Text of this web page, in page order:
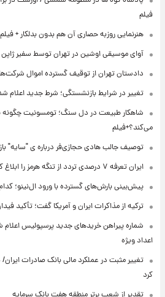
فیلم
هنرنمایی روزبه حصاری آن هم بدون بدلکار + فیلم
آوای موسیقی اوشین در تهران توسط سفیر
دادستان تهران از توقیف گسترده اموال
تغییر در شرایط بازنشستگی؛ شرط جدید اعلام
شاهکار طبیعت در دل سنگ؛ تومسونیت
می‌کند؟+فیلم
توصیف جالب هادی حجازی‌فر درباره ی "سایه"
ایران تعرفه ۷ درصدی تردد از تنگه هرمز را ابلاغ کرد
پیش‌بینی بارش‌های گسترده با ورود ال‌نینو؛
ترکیه از مذاکرات ایران و آمریکا گفت؛ تأکید
شماره پیراهن خریدهای جدید پرسپولیس
اعداد ویژه
کرد